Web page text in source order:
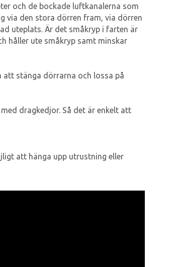
och de bockade luftkanalerna som
via den stora dörren fram, via dörren
uteplats. Är det småkryp i farten är
håller ute småkryp samt minskar
att stänga dörrarna och lossa på
dragkedjor. Så det är enkelt att
att hänga upp utrustning eller